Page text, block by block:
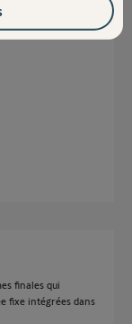
finales qui
fixe intégrées dans